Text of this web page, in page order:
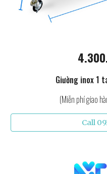
Giường inox 1
(Miễn phí giao
Call